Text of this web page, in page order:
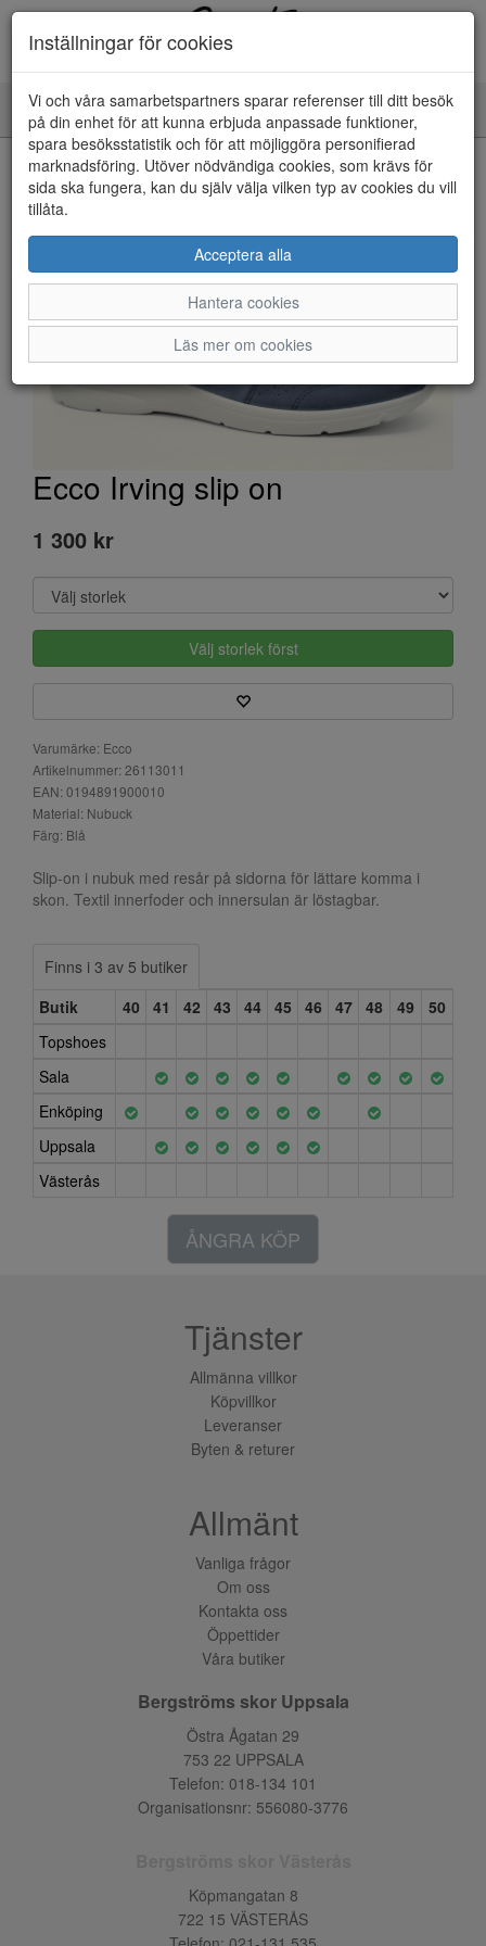
Toggle
navigation
HEM
Ecco Irving slip on
1 300 kr
Välj storlek först
Varumärke: Ecco
Artikelnummer: 26113011
EAN: 0194891900010
Material: Nubuck
Färg: Blå
Slip-on i nubuk med resår på sidorna för lättare komma i
skon. Textil innerfoder och innersulan är löstagbar.
Finns i 3 av 5 butiker
Butik
40 41 42 43 44 45 46 47 48 49
50
Topshoes
Sala
Enköping
Uppsala
Västerås
ÅNGRA KÖP
Inställningar för cookies
Vi och våra samarbetspartners sparar referenser till ditt besök
på din enhet för att kunna erbjuda anpassade funktioner,
spara besöksstatistik och för att möjliggöra personifierad
marknadsföring. Utöver nödvändiga cookies, som krävs för
sida ska fungera, kan du själv välja vilken typ av cookies du vill
tillåta.
Acceptera alla
Hantera cookies
Läs mer om cookies
Tjänster
Allmänna villkor
Köpvillkor
Leveranser
Byten & returer
Allmänt
Vanliga frågor
Om oss
Kontakta oss
Öppettider
Våra butiker
Bergströms skor Uppsala
Östra Ågatan 29
753 22 UPPSALA
Telefon: 018-134 101
Organisationsnr: 556080-3776
Köpmangatan 8
722 15 VÄSTERÅS